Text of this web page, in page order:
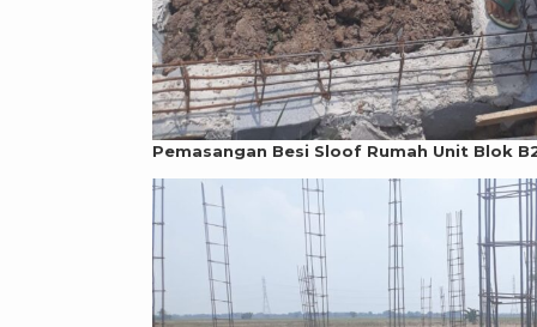
Pemasangan Besi Sloof Rumah Unit Blok